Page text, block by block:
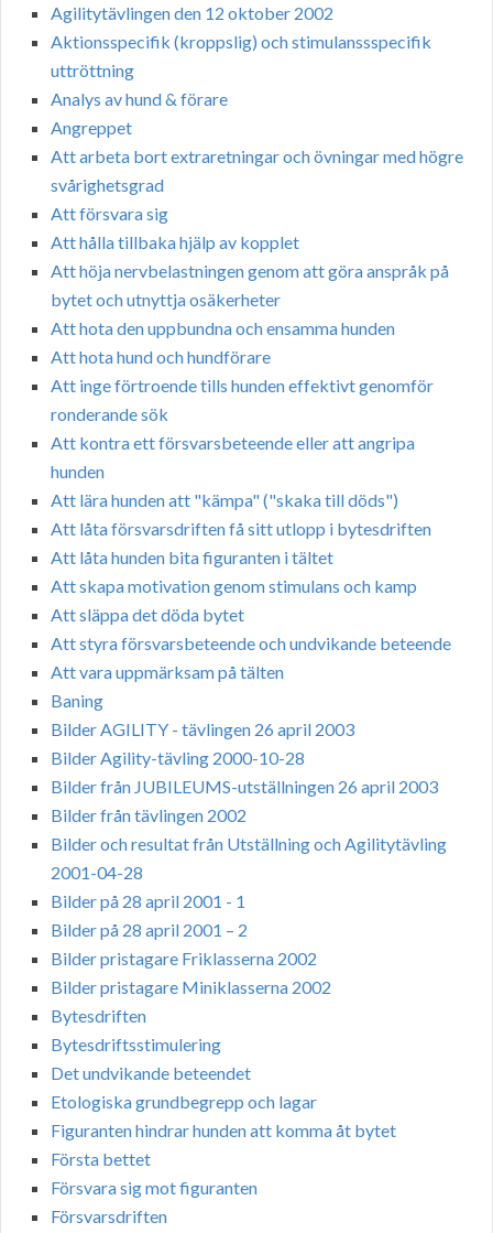
Agilitytävlingen den 12 oktober 2002
Aktionsspecifik (kroppslig) och stimulanssspecifik
uttröttning
Analys av hund & förare
Angreppet
Att arbeta bort extraretningar och övningar med högre
svårighetsgrad
Att försvara sig
Att hålla tillbaka hjälp av kopplet
Att höja nervbelastningen genom att göra anspråk på
bytet och utnyttja osäkerheter
Att hota den uppbundna och ensamma hunden
Att hota hund och hundförare
Att inge förtroende tills hunden effektivt genomför
ronderande sök
Att kontra ett försvarsbeteende eller att angripa
hunden
Att lära hunden att "kämpa" ("skaka till döds")
Att låta försvarsdriften få sitt utlopp i bytesdriften
Att låta hunden bita figuranten i tältet
Att skapa motivation genom stimulans och kamp
Att släppa det döda bytet
Att styra försvarsbeteende och undvikande beteende
Att vara uppmärksam på tälten
Baning
Bilder AGILITY - tävlingen 26 april 2003
Bilder Agility-tävling 2000-10-28
Bilder från JUBILEUMS-utställningen 26 april 2003
Bilder från tävlingen 2002
Bilder och resultat från Utställning och Agilitytävling
2001-04-28
Bilder på 28 april 2001 - 1
Bilder på 28 april 2001 – 2
Bilder pristagare Friklasserna 2002
Bilder pristagare Miniklasserna 2002
Bytesdriften
Bytesdriftsstimulering
Det undvikande beteendet
Etologiska grundbegrepp och lagar
Figuranten hindrar hunden att komma åt bytet
Första bettet
Försvara sig mot figuranten
Försvarsdriften